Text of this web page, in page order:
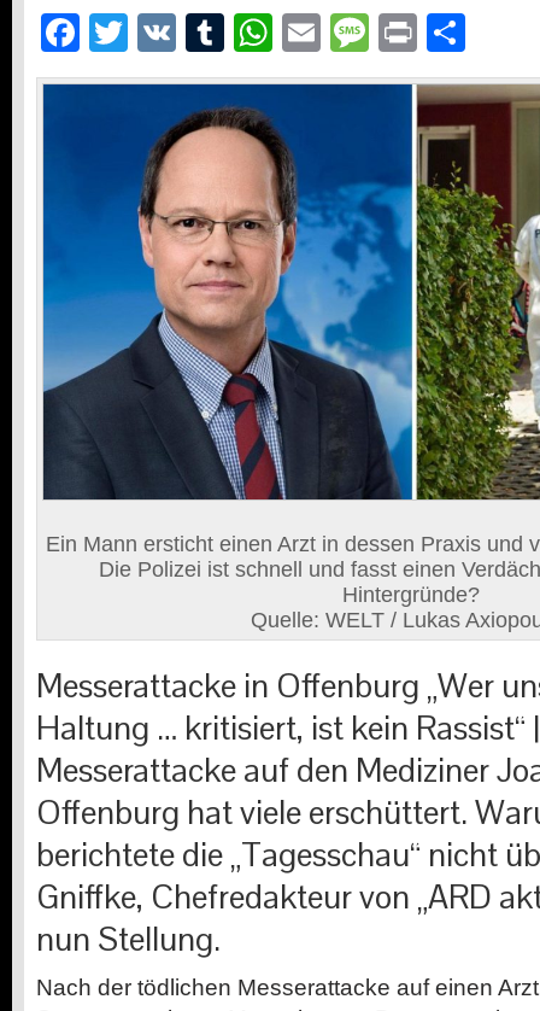
Facebook
Twitter
VK Tumblr
WhatsApp
EmailMessage
Print
Ein Mann ersticht einen Arzt in dessen Praxis und
Die Polizei ist schnell und fasst einen
Hintergründe?
Quelle: WELT / Lukas
Messerattacke in Offenburg „Wer
Haltung … kritisiert, ist kein Rassist“
Messerattacke auf den Mediziner
Offenburg hat viele erschüttert.
berichtete die „Tagesschau“ nicht
Gniffke, Chefredakteur von „ARD
nun Stellung.
Nach der tödlichen Messerattacke auf einen